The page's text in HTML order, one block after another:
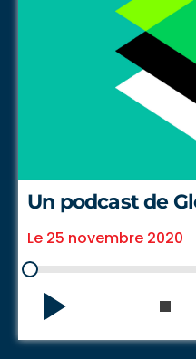
Un podcast de
Le 25 novembre 2020
play_arrow stop